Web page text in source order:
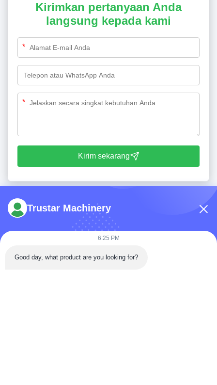
Kirimkan pertanyaan Anda
langsung kepada kami
*
*
Kirim sekarang
Telp: 86-180-5882-0351
Trustar Machinery
6:25 PM
Good day, what product are you looking for?